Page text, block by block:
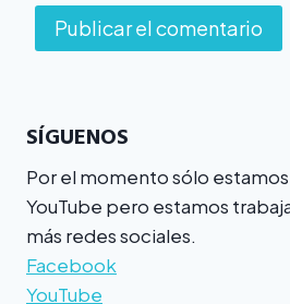
SÍGUENOS
Por el momento sólo
YouTube pero estamos
más redes sociales.
Facebook
YouTube